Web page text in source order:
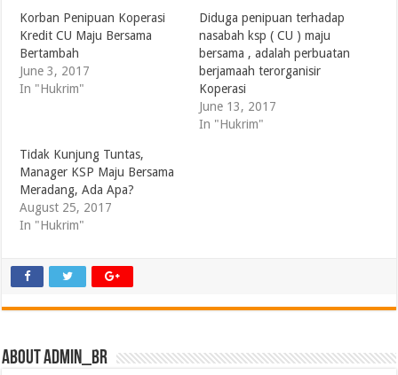
Korban Penipuan Koperasi
Kredit CU Maju Bersama
Bertambah
June 3, 2017
In "Hukrim"
Diduga penipuan terhadap
nasabah ksp ( CU ) maju
bersama , adalah perbuatan
berjamaah terorganisir
Koperasi
June 13, 2017
In "Hukrim"
Tidak Kunjung Tuntas,
Manager KSP Maju Bersama
Meradang, Ada Apa?
August 25, 2017
In "Hukrim"
About admin_br